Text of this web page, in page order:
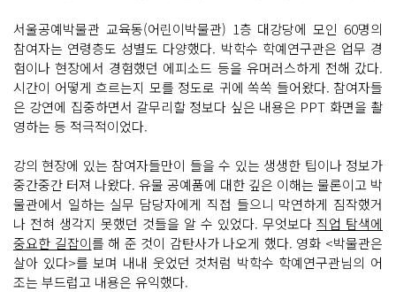
서울공예박물관 교육동(어린이박물관) 1층 대강당에 모인 60명의
참여자는 연령층도 성별도 다양했다. 박학수 학예연구관은 업무 경
험이나 현장에서 경험했던 에피소드 등을 유머러스하게 전해 갔다.
시간이 어떻게 흐르는지 모를 정도로 귀에 쏙쏙 들어왔다. 참여자들
은 강연에 집중하면서 갈무리할 정보다 싶은 내용은 PPT 화면을 촬
영하는 등 적극적이었다.
강의 현장에 있는 참여자들만이 들을 수 있는 생생한 팁이나 정보가
중간중간 터져 나왔다. 유물 공예품에 대한 깊은 이해는 물론이고 박
물관에서 일하는 실무 담당자에게 직접 들으니 막연하게 짐작했거
나 전혀 생각지 못했던 것들을 알 수 있었다. 무엇보다 직업 탐색에
중요한 길잡이를 해 준 것이 감탄사가 나오게 했다. 영화 <박물관은
살아 있다>를 보며 내내 웃었던 것처럼 박학수 학예연구관님의 어
조는 부드럽고 내용은 유익했다.